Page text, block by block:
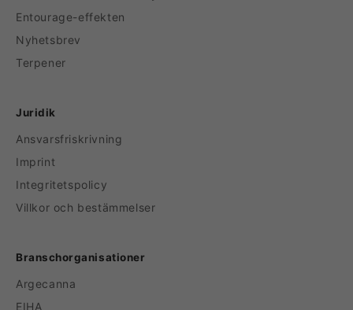
Entourage-effekten
Nyhetsbrev
Terpener
Juridik
Ansvarsfriskrivning
Imprint
Integritetspolicy
Villkor och bestämmelser
Branschorganisationer
Argecanna
EIHA